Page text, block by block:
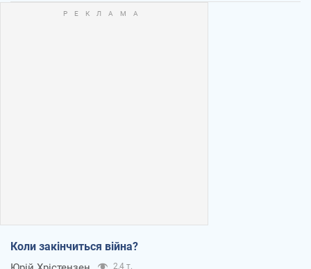
Коли закінчиться війна?
2,4 т.